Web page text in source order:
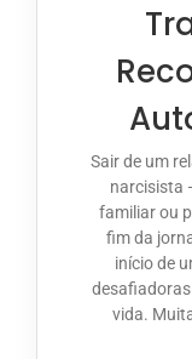
Sair de um
narcisista
familiar ou
fim da
início de
vida.